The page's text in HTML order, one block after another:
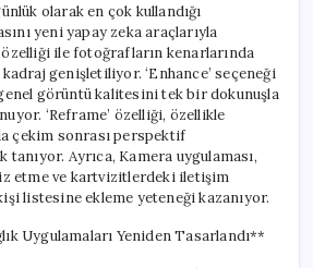
olarak en çok kullandığı
yeni yapay zeka araçlarıyla
ile fotoğrafların kenarlarında
genişletiliyor. ‘Enhance’ seçeneği
görüntü kalitesini tek bir dokunuşla
‘Reframe’ özelliği, özellikle
çekim sonrası perspektif
Ayrıca, Kamera uygulaması,
etme ve kartvizitlerdeki iletişim
listesine ekleme yeteneği kazanıyor.
Uygulamaları Yeniden Tasarlandı**